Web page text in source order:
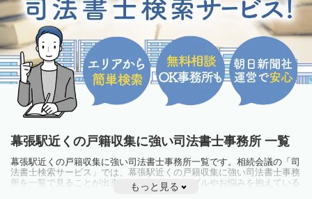
幕張駅近くの戸籍収集に強い司法書士事務所 一覧
幕張駅近くの戸籍収集に強い司法書士事務所一覧です。相続会議の「司
法書士検索サービス」では、幕張駅近くの戸籍収集に強い司法書士事務
所を一覧で見ることが出来ます。相続のトラブルやお悩みを抱えている
方は一度近隣の司法書士に相談してみましょう。
もっと見る